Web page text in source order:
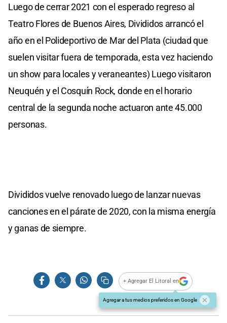
Luego de cerrar 2021 con el esperado regreso al
Teatro Flores de Buenos Aires, Divididos arrancó el
año en el Polideportivo de Mar del Plata (ciudad que
suelen visitar fuera de temporada, esta vez haciendo
un show para locales y veraneantes) Luego visitaron
Neuquén y el Cosquín Rock, donde en el horario
central de la segunda noche actuaron ante 45.000
personas.
Divididos vuelve renovado luego de lanzar nuevas
canciones en el párate de 2020, con la misma energía
y ganas de siempre.
+ Agregar El Litoral en
Agregar a tus medios preferidos en Google